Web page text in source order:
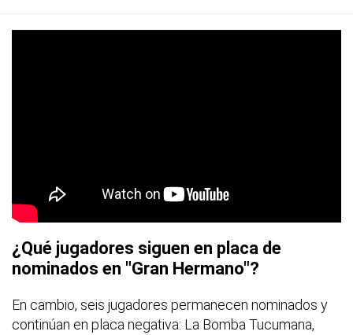
¿Qué jugadores siguen en placa de
nominados en "Gran Hermano"?
En cambio, seis jugadores permanecen nominados y
continúan en placa negativa: La Bomba Tucumana,